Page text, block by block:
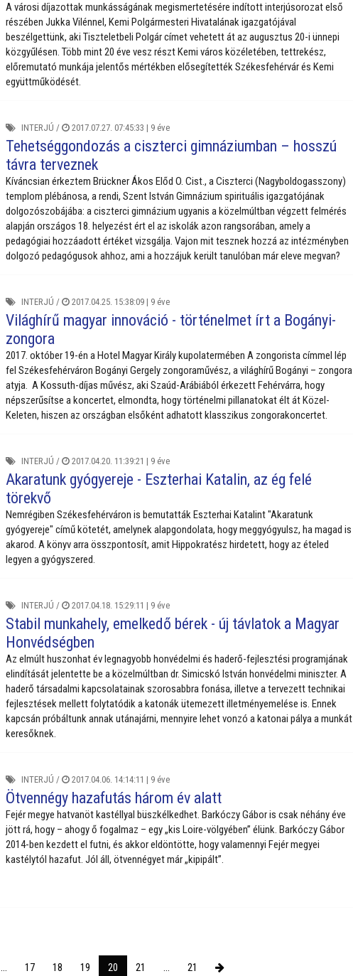
A városi díjazottak munkásságának megismertetésére indított interjúsorozat első
részében Jukka Vilénnel, Kemi Polgármesteri Hivatalának igazgatójával
beszélgettünk, aki Tiszteletbeli Polgár címet vehetett át az augusztus 20-i ünnepi
közgyűlésen. Több mint 20 éve vesz részt Kemi város közéletében, tettrekész,
előremutató munkája jelentős mértékben elősegítették Székesfehérvár és Kemi
együttműködését.
INTERJÚ / 2017.07.27. 07:45:33 | 9 éve
Tehetséggondozás a ciszterci gimnáziumban – hosszú
távra terveznek
Kíváncsian érkeztem Brückner Ákos Előd O. Cist., a Ciszterci (Nagyboldogasszony)
templom plébánosa, a rendi, Szent István Gimnázium spirituális igazgatójának
dolgozószobájába: a ciszterci gimnázium ugyanis a közelmúltban végzett felmérés
alapján országos 18. helyezést ért el az iskolák azon rangsorában, amely a
pedagógiai hozzáadott értéket vizsgálja. Vajon mit tesznek hozzá az intézményben
dolgozó pedagógusok ahhoz, ami a hozzájuk került tanulóban már eleve megvan?
INTERJÚ / 2017.04.25. 15:38:09 | 9 éve
Világhírű magyar innováció - történelmet írt a Bogányi-
zongora
2017. október 19-én a Hotel Magyar Király kupolatermében A zongorista címmel lép
fel Székesfehérváron Bogányi Gergely zongoraművész, a világhírű Bogányi – zongora
atyja. A Kossuth-díjas művész, aki Szaúd-Arábiából érkezett Fehérvárra, hogy
népszerűsítse a koncertet, elmondta, hogy történelmi pillanatokat élt át Közel-
Keleten, hiszen az országban elsőként adhatott klasszikus zongorakoncertet.
INTERJÚ / 2017.04.20. 11:39:21 | 9 éve
Akaratunk gyógyereje - Eszterhai Katalin, az ég felé
törekvő
Nemrégiben Székesfehérváron is bemutatták Eszterhai Katalint "Akaratunk
gyógyereje" című kötetét, amelynek alapgondolata, hogy meggyógyulsz, ha magad is
akarod. A könyv arra összpontosít, amit Hippokratész hirdetett, hogy az ételed
legyen a gyógyszered.
INTERJÚ / 2017.04.18. 15:29:11 | 9 éve
Stabil munkahely, emelkedő bérek - új távlatok a Magyar
Honvédségben
Az elmúlt huszonhat év legnagyobb honvédelmi és haderő-fejlesztési programjának
elindítását jelentette be a közelmúltban dr. Simicskó István honvédelmi miniszter. A
haderő társadalmi kapcsolatainak szorosabbra fonása, illetve a tervezett technikai
fejlesztések mellett folytatódik a katonák ütemezett illetményemelése is. Ennek
kapcsán próbáltunk annak utánajárni, mennyire lehet vonzó a katonai pálya a munkát
keresőknek.
INTERJÚ / 2017.04.06. 14:14:11 | 9 éve
Ötvennégy hazafutás három év alatt
Fejér megye hatvanöt kastéllyal büszkélkedhet. Barkóczy Gábor is csak néhány éve
jött rá, hogy – ahogy ő fogalmaz – egy „kis Loire-völgyében” élünk. Barkóczy Gábor
2014-ben kezdett el futni, és akkor eldöntötte, hogy valamennyi Fejér megyei
kastélytól hazafut. Jól áll, ötvennégyet már „kipipált”.
... 17 18 19 20 21 ... 21